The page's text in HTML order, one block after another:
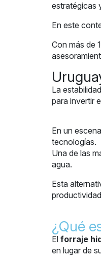
estratégicas
En este
Con más de
La
para invertir
En un
tecnologías.
Una de las
agua.
Esta
¿Qué
El forraje
en lugar de